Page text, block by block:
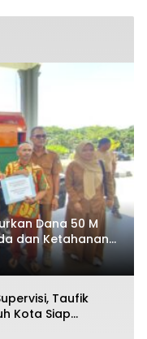
Dana 50 M
dan Ketahanan
Kota
Taufik
Kota Siap
Pada Porprov